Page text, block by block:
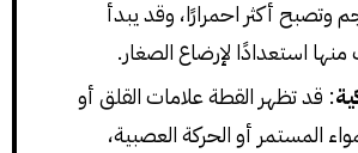
وتصبح أكثر احمرارًا، وقد يبدأ
استعدادًا لإرضاع الصغار.
: قد تظهر القطة علامات القلق أو
المستمر أو الحركة العصبية،